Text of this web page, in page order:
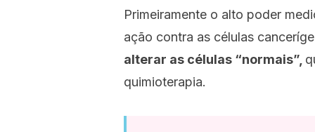
Primeiramente o alto poder
ação contra as células
alterar as células “normais”,
quimioterapia.